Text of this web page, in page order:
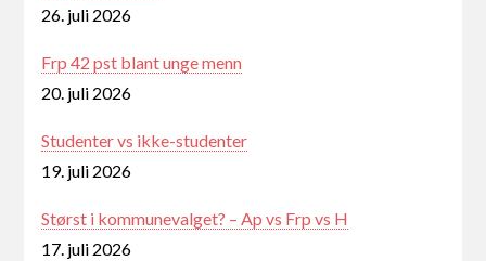
26. juli 2026
Frp 42 pst blant unge menn
20. juli 2026
Studenter vs ikke-studenter
19. juli 2026
Størst i kommunevalget? – Ap vs Frp vs H
17. juli 2026